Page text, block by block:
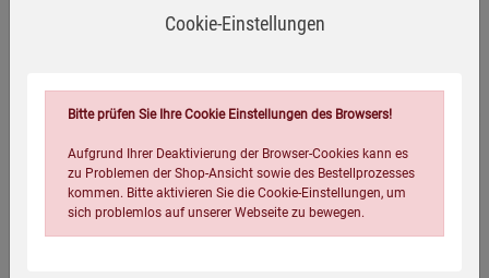
Cookie-Einstellungen
Bitte prüfen Sie Ihre Cookie Einstellungen des Browsers!
Aufgrund Ihrer Deaktivierung der Browser-Cookies kann es
zu Problemen der Shop-Ansicht sowie des Bestellprozesses
kommen. Bitte aktivieren Sie die Cookie-Einstellungen, um
sich problemlos auf unserer Webseite zu bewegen.